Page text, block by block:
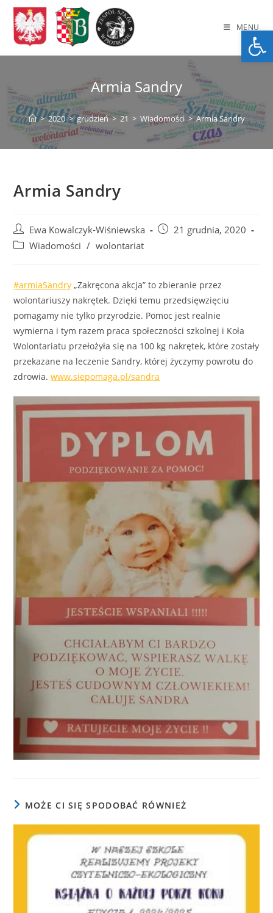
Skip
content
MENU
Armia Sandry
> 2020 > grudzień > 21 > Wiadomości > Armia Sandry
Armia Sandry
Post
author:
Ewa Kowalczyk-Wiśniewska
Post21 grudnia, 2020
PostWiadomości / wolontariat
#armiaSandry „Zakręcona akcja” to zbieranie przez
wolontariuszy nakrętek. Dzięki temu przedsięwzięciu
pomagamy nie tylko przyrodzie. Pomoc jest realnie
wymierna i tym razem praca społeczności szkolnej i Koła
Wolontariatu przełożyła się na 100 kg nakrętek, które zostały
przekazane na leczenie Sandry, której życzymy powrotu do
zdrowia.www.siepomaga.pl/sandra
MOŻE CI SIĘ SPODOBAĆ RÓWNIEŻ